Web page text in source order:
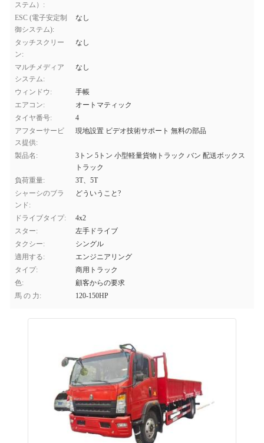
ステム）:
ESC (電子安定制
御システム):
なし
タッチスクリー
ン:
なし
マルチメディア
システム:
なし
ウィンドウ:
手帳
エアコン:
オートマティック
タイヤ番号:
4
アフターサービ
ス提供:
現地設置 ビデオ技術サポート 無料の部品
製品名:
3トン 5トン 小型軽量貨物トラック バン 配送ボックス
トラック
負荷重量:
3T、5T
シャーシのブラ
ンド:
どういうこと?
ドライブタイプ:
4x2
スター:
左手ドライブ
タクシー:
シングル
適用する:
エンジニアリング
タイプ:
商用トラック
色:
顧客からの要求
馬 の 力:
120-150HP